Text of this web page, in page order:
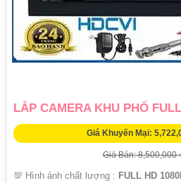
LẮP CAMERA KHU PHỐ
Giá Khuyến Mại:
Giá Bán: 8,500,000
💯 Hình ảnh chất lượng : FULL HD